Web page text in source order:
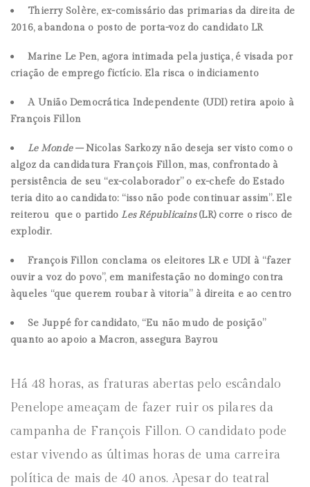
Thierry Solère, ex-comissário das primarias da direita de
2016, abandona o posto de porta-voz do candidato LR
Marine Le Pen, agora intimada pela justiça, é visada por
criação de emprego fictício. Ela risca o indiciamento
A União Democrática Independente (UDI) retira apoio à
François Fillon
Le Monde –Nicolas Sarkozy não deseja ser visto como o
algoz da candidatura François Fillon, mas, confrontado à
persistência de seu “ex-colaborador” o ex-chefe do Estado
teria dito ao candidato: “isso não pode continuar assim”. Ele
reiterou que o partidoLes Républicains(LR) corre o risco de
explodir.
François Fillon conclama os eleitores LR e UDI à “fazer
ouvir a voz do povo”, em manifestação no domingo contra
àqueles “que querem roubar à vitoria” à direita e ao centro
Se Juppé for candidato, “Eu não mudo de posição”
quanto ao apoio a Macron, assegura Bayrou
Há 48 horas, as fraturas abertas pelo escândalo
Penelope ameaçam de fazer ruir os pilares da
campanha de François Fillon. O candidato pode
estar vivendo as últimas horas de uma carreira
política de mais de 40 anos. Apesar do teatral